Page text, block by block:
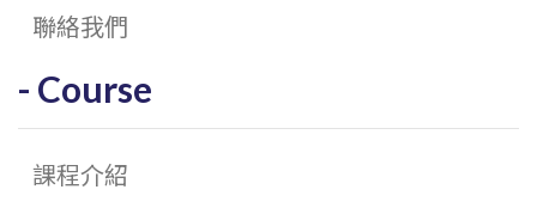
聯絡我們
Course
課程介紹